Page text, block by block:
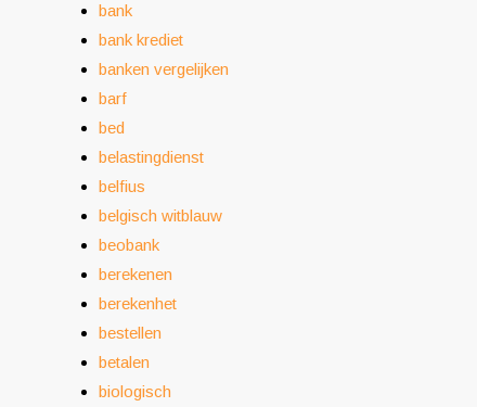
bank
bank krediet
banken vergelijken
barf
bed
belastingdienst
belfius
belgisch witblauw
beobank
berekenen
berekenhet
bestellen
betalen
biologisch